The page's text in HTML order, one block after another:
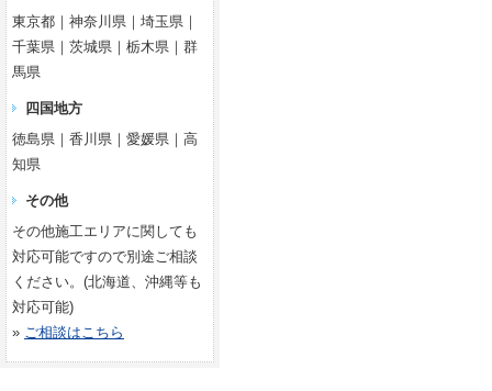
東京都｜神奈川県｜埼玉県｜
千葉県｜茨城県｜栃木県｜群
馬県
四国地方
徳島県｜香川県｜愛媛県｜高
知県
その他
その他施工エリアに関しても
対応可能ですので別途ご相談
ください。(北海道、沖縄等も
対応可能)
» ご相談はこちら